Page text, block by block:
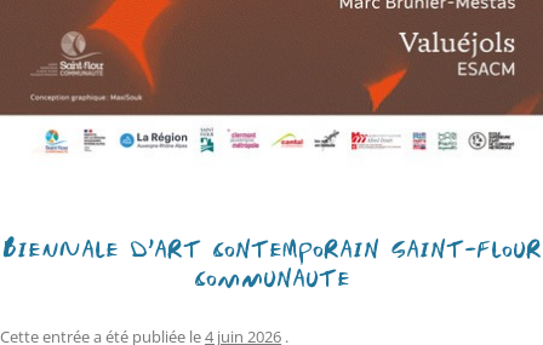
BIENNALE D’ART CONTEMPORAIN SAINT-FLOUR
COMMUNAUTÉ
Cette entrée a été publiée le4 juin 2026 .